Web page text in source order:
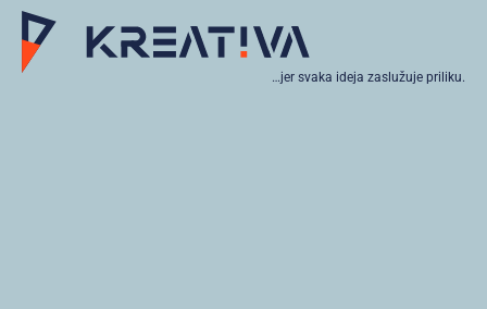
…jer svaka ideja zaslužuje priliku.